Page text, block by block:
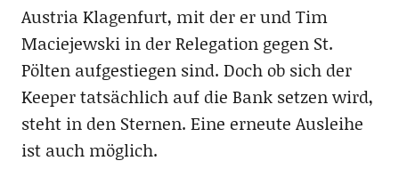
Austria Klagenfurt, mit der er und Tim
Maciejewski in der Relegation gegen St.
Pölten aufgestiegen sind. Doch ob sich der
Keeper tatsächlich auf die Bank setzen wird,
steht in den Sternen. Eine erneute Ausleihe
ist auch möglich.